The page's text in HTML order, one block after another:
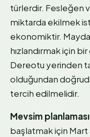
türlerdir. Fesleğen
miktarda ekilmek
ekonomiktir.
hızlandırmak için
Dereotu yerinden
olduğundan
tercih edilmelidir.
Mevsim
başlatmak için Mart